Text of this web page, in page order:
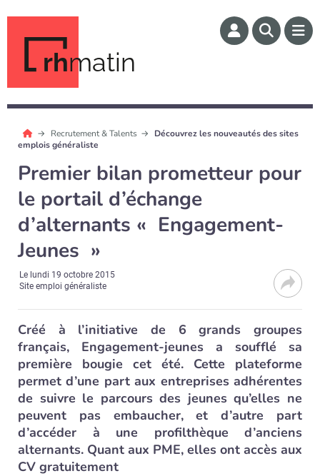
rhmatin
Recrutement & Talents
Découvrez les nouveautés des sites
emplois généraliste
Premier bilan prometteur pour
le portail d’échange
d’alternants « Engagement-
Jeunes »
Le lundi 19 octobre 2015
Site emploi généraliste
Créé à l’initiative de 6 grands groupes
français, Engagement-jeunes a soufflé sa
première bougie cet été. Cette plateforme
permet d’une part aux entreprises adhérentes
de suivre le parcours des jeunes qu’elles ne
peuvent pas embaucher, et d’autre part
d’accéder à une profilthèque d’anciens
alternants. Quant aux PME, elles ont accès aux
CV gratuitement